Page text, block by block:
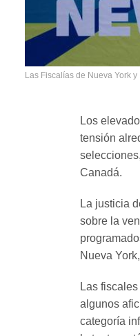
Las Fiscalías de Nueva York
Los
tensión
Canadá.
La justicia
sobre la
Nueva
Las
algunos
categoría